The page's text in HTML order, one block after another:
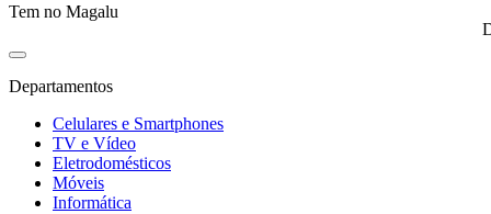
Tem no Magalu
Departamentos
Celulares e Smartphones
TV e Vídeo
Eletrodomésticos
Móveis
Informática